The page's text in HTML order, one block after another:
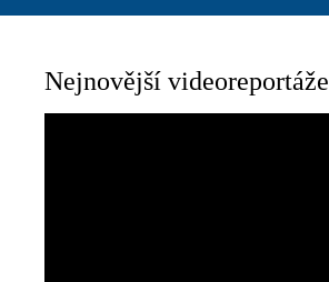
Nejnovější videoreportáže